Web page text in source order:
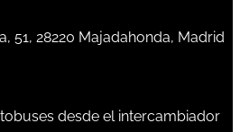
51, 28220 Majadahonda, Madrid
desde el intercambiador